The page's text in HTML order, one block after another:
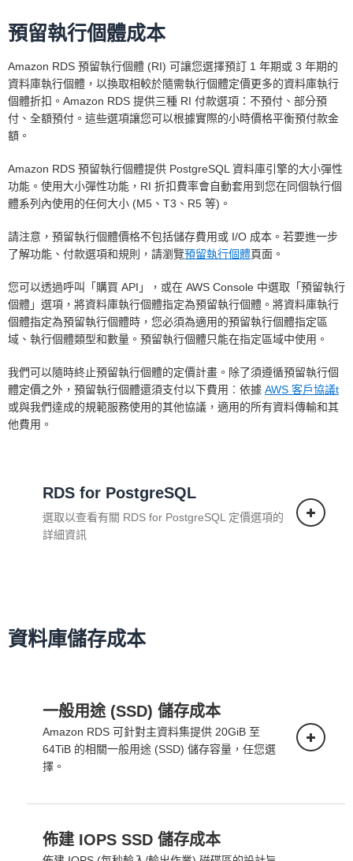
多可用區部署 (一個備用)
多可用區部署 (兩個可讀備用)
預留執行個體成本
Amazon RDS 預留執行個體 (RI) 可讓您選擇預訂 1 年期或 3 年期的
資料庫執行個體，以換取相較於隨需執行個體定價更多的資料庫執行
個體折扣。Amazon RDS 提供三種 RI 付款選項：不預付、部分預
付、全額預付。這些選項讓您可以根據實際的小時價格平衡預付款金
額。
Amazon RDS 預留執行個體提供 PostgreSQL 資料庫引擎的大小彈性
功能。使用大小彈性功能，RI 折扣費率會自動套用到您在同個執行個
體系列內使用的任何大小 (M5、T3、R5 等)。
請注意，預留執行個體價格不包括儲存費用或 I/O 成本。若要進一步
了解功能、付款選項和規則，請瀏覽預留執行個體頁面。
您可以透過呼叫「購買 API」，或在 AWS Console 中選取「預留執行
個體」選項，將資料庫執行個體指定為預留執行個體。將資料庫執行
個體指定為預留執行個體時，您必須為適用的預留執行個體指定區
域、執行個體類型和數量。預留執行個體只能在指定區域中使用。
我們可以隨時終止預留執行個體的定價計畫。除了須遵循預留執行個
體定價之外，預留執行個體還須支付以下費用︰依據 AWS 客戶協議t
或與我們達成的規範服務使用的其他協議，適用的所有資料傳輸和其
他費用。
RDS for PostgreSQL
選取以查看有關 RDS for PostgreSQL 定價選項的
詳細資訊
資料庫儲存成本
一般用途 (SSD) 儲存成本
Amazon RDS 可針對主資料集提供 20GiB 至
64TiB 的相關一般用途 (SSD) 儲存容量，任您選
擇。
單一可用區部署
佈建 IOPS SSD 儲存成本